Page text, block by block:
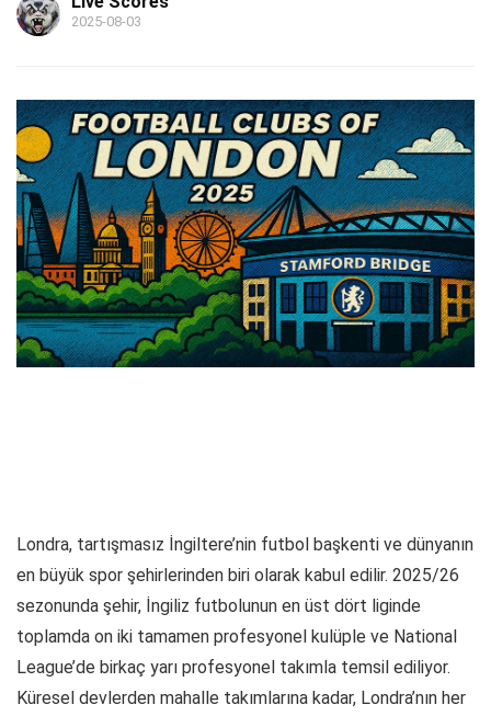
2025-08-03
Londra, tartışmasız İngiltere’nin futbol başkenti ve dünyanın
en büyük spor şehirlerinden biri olarak kabul edilir. 2025/26
sezonunda şehir, İngiliz futbolunun en üst dört liginde
toplamda on iki tamamen profesyonel kulüple ve National
League’de birkaç yarı profesyonel takımla temsil ediliyor.
Küresel devlerden mahalle takımlarına kadar, Londra’nın her